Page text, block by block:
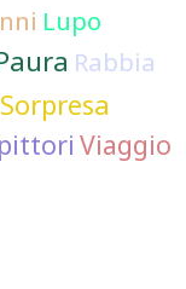
Lupo
Rabbia
Sorpresa
Viaggio